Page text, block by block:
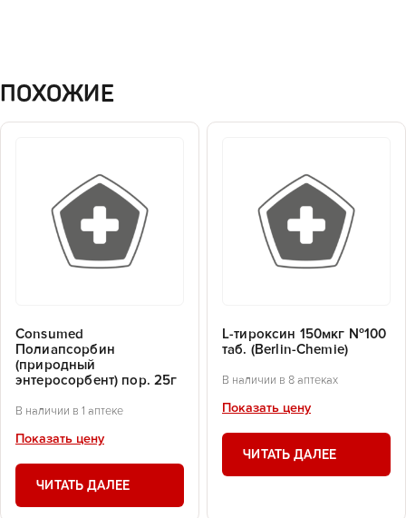
ПОХОЖИЕ
Consumed
Полиапсорбин
(природный
энтеросорбент) пор. 25г
В наличии в 1 аптеке
Показать цену
ЧИТАТЬ ДАЛЕЕ
L-тироксин 150мкг №100
таб. (Berlin-Chemie)
В наличии в 8 аптеках
Показать цену
ЧИТАТЬ ДАЛЕЕ